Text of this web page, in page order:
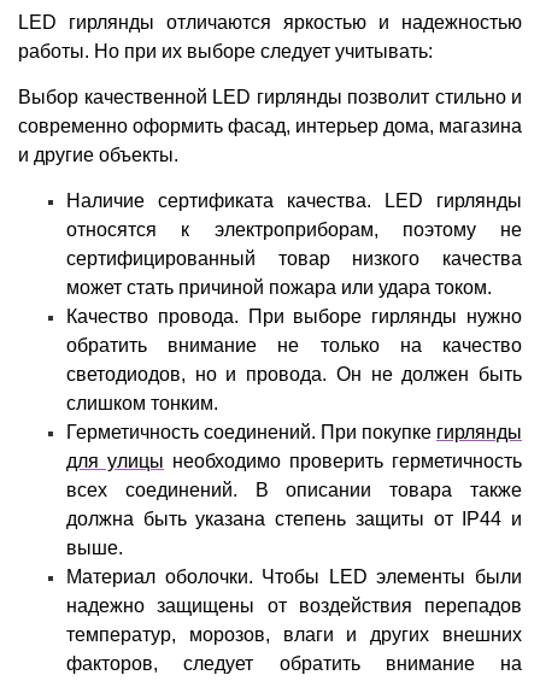
LED гирлянды отличаются яркостью и надежностью
работы. Но при их выборе следует учитывать:
Выбор качественной LED гирлянды позволит стильно и
современно оформить фасад, интерьер дома, магазина
и другие объекты.
Наличие сертификата качества. LED гирлянды
относятся к электроприборам, поэтому не
сертифицированный товар низкого качества
может стать причиной пожара или удара током.
Качество провода. При выборе гирлянды нужно
обратить внимание не только на качество
светодиодов, но и провода. Он не должен быть
слишком тонким.
Герметичность соединений. При покупке гирлянды
для улицы необходимо проверить герметичность
всех соединений. В описании товара также
должна быть указана степень защиты от IP44 и
выше.
Материал оболочки. Чтобы LED элементы были
надежно защищены от воздействия перепадов
температур, морозов, влаги и других внешних
факторов, следует обратить внимание на